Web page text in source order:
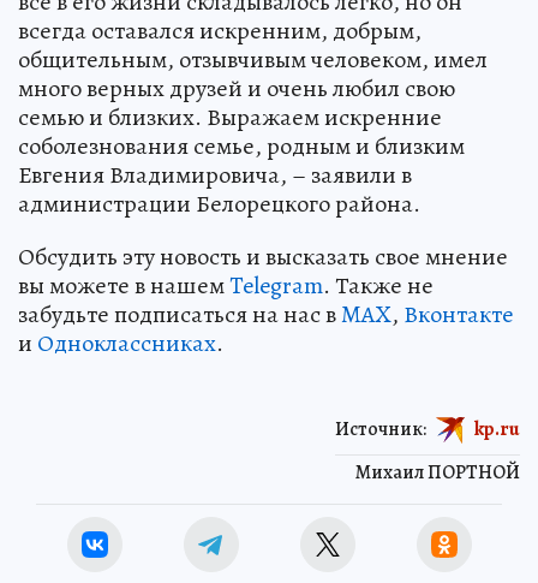
всегда оставался искренним, добрым,
общительным, отзывчивым человеком, имел
много верных друзей и очень любил свою
семью и близких. Выражаем искренние
соболезнования семье, родным и близким
Евгения Владимировича, – заявили в
администрации Белорецкого района.
Обсудить эту новость и высказать свое мнение
вы можете в нашемTelegram. Также не
забудьте подписаться на нас вMAX, Вконтакте
и Одноклассниках.
Михаил ПОРТНОЙ
Источник: kp.ru